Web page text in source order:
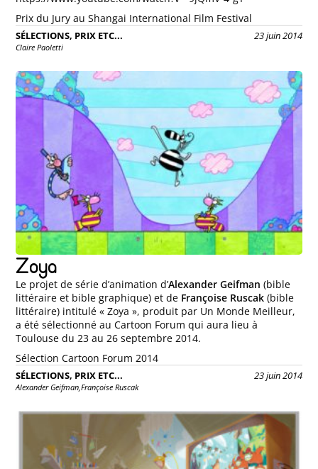
Prix du Jury au Shangai International Film Festival
SÉLECTIONS, PRIX ETC... 23 juin 2014
Claire Paoletti
Zoya
Le projet de série d’animation d’Alexander Geifman (bible
littéraire et bible graphique) et de Françoise Ruscak (bible
littéraire) intitulé « Zoya », produit par Un Monde Meilleur,
a été sélectionné au Cartoon Forum qui aura lieu à
Toulouse du 23 au 26 septembre 2014.
Sélection Cartoon Forum 2014
SÉLECTIONS, PRIX ETC... 23 juin 2014
Alexander Geifman,Françoise Ruscak